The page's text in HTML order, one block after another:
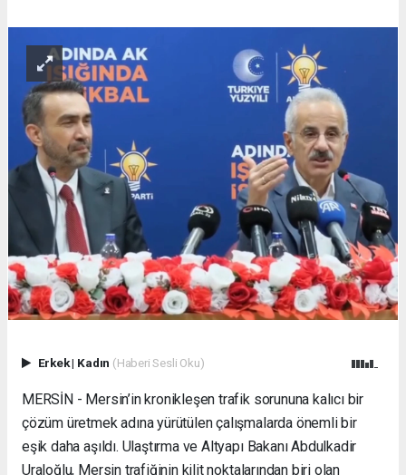
Erkek| Kadın (Haberi Sesli Oku)
MERSİN - Mersin’in kronikleşen trafik sorununa kalıcı bir
çözüm üretmek adına yürütülen çalışmalarda önemli bir
eşik daha aşıldı. Ulaştırma ve Altyapı Bakanı Abdulkadir
Uraloğlu, Mersin trafiğinin kilit noktalarından biri olan